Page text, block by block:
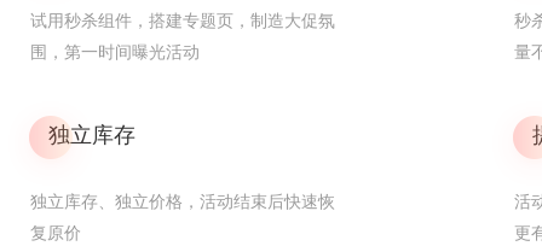
试用秒杀组件，搭建专题页，制造大促氛
围，第一时间曝光活动
秒
量
独立库存
独立库存、独立价格，活动结束后快速恢
复原价
活
更